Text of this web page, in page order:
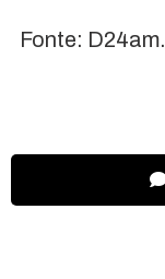
Fonte: D24am.